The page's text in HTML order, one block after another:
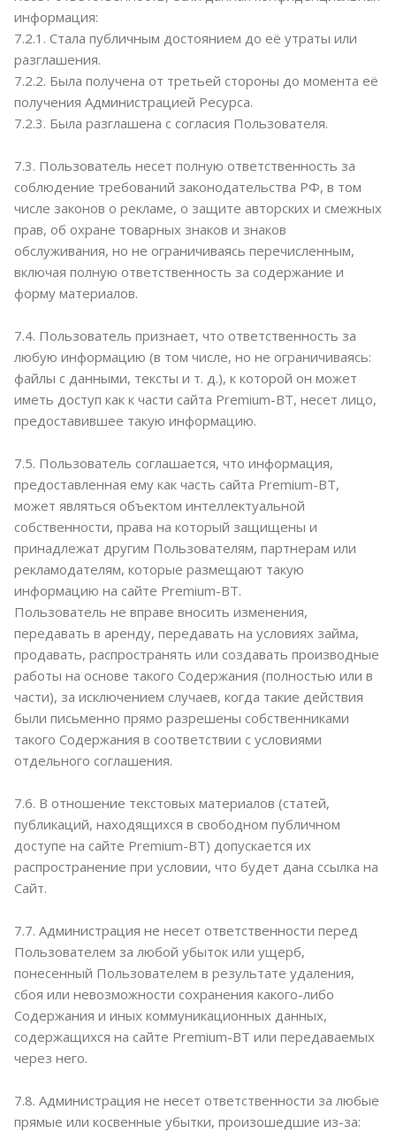
информация:
7.2.1. Стала публичным достоянием до её утраты или
разглашения.
7.2.2. Была получена от третьей стороны до момента её
получения Администрацией Ресурса.
7.2.3. Была разглашена с согласия Пользователя.
7.3. Пользователь несет полную ответственность за
соблюдение требований законодательства РФ, в том
числе законов о рекламе, о защите авторских и смежных
прав, об охране товарных знаков и знаков
обслуживания, но не ограничиваясь перечисленным,
включая полную ответственность за содержание и
форму материалов.
7.4. Пользователь признает, что ответственность за
любую информацию (в том числе, но не ограничиваясь:
файлы с данными, тексты и т. д.), к которой он может
иметь доступ как к части сайта Premium-BT, несет лицо,
предоставившее такую информацию.
7.5. Пользователь соглашается, что информация,
предоставленная ему как часть сайта Premium-BT,
может являться объектом интеллектуальной
собственности, права на который защищены и
принадлежат другим Пользователям, партнерам или
рекламодателям, которые размещают такую
информацию на сайте Premium-BT.
Пользователь не вправе вносить изменения,
передавать в аренду, передавать на условиях займа,
продавать, распространять или создавать производные
работы на основе такого Содержания (полностью или в
части), за исключением случаев, когда такие действия
были письменно прямо разрешены собственниками
такого Содержания в соответствии с условиями
отдельного соглашения.
7.6. В отношение текстовых материалов (статей,
публикаций, находящихся в свободном публичном
доступе на сайте Premium-BT) допускается их
распространение при условии, что будет дана ссылка на
Сайт.
7.7. Администрация не несет ответственности перед
Пользователем за любой убыток или ущерб,
понесенный Пользователем в результате удаления,
сбоя или невозможности сохранения какого-либо
Содержания и иных коммуникационных данных,
содержащихся на сайте Premium-BT или передаваемых
через него.
7.8. Администрация не несет ответственности за любые
прямые или косвенные убытки, произошедшие из-за: